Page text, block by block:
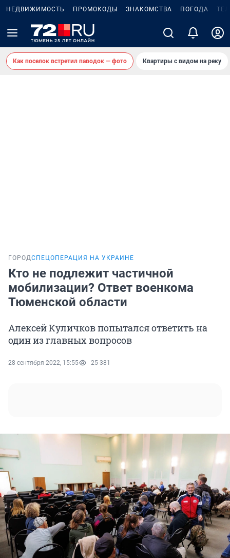
НЕДВИЖИМОСТЬ ПРОМОКОДЫ ЗНАКОМСТВА ПОГОДА
Как поселок встретил паводок — фото Квартиры с видом на реку
ГОРОДСПЕЦОПЕРАЦИЯ НА УКРАИНЕ
Кто не подлежит частичной
мобилизации? Ответ военкома
Тюменской области
Алексей Куличков попытался ответить на
один из главных вопросов
28 сентября 2022, 15:55 25 381